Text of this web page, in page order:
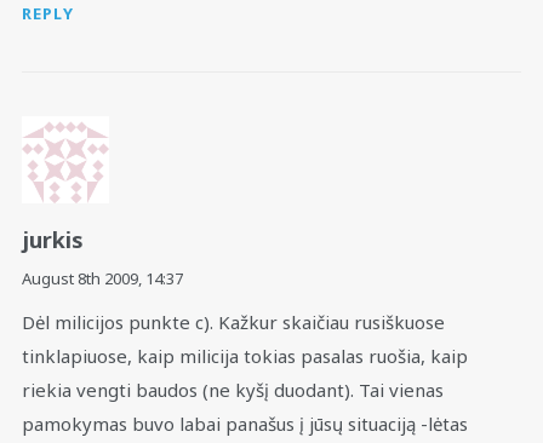
REPLY
jurkis
August 8th 2009, 14:37
Dėl milicijos punkte c). Kažkur skaičiau rusiškuose
tinklapiuose, kaip milicija tokias pasalas ruošia, kaip
riekia vengti baudos (ne kyšį duodant). Tai vienas
pamokymas buvo labai panašus į jūsų situaciją -lėtas